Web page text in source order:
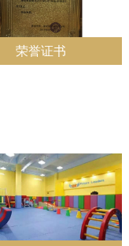
荣誉证书